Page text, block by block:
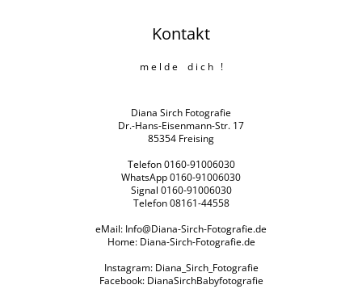
Kontakt
m e l d e d i c h !
Diana Sirch Fotografie
Dr.-Hans-Eisenmann-Str. 17
85354 Freising
Telefon 0160-91006030
WhatsApp 0160-91006030
Signal 0160-91006030
Telefon 08161-44558
eMail: Info@Diana-Sirch-Fotografie.de
Home: Diana-Sirch-Fotografie.de
Instagram: Diana_Sirch_Fotografie
Facebook: DianaSirchBabyfotografie